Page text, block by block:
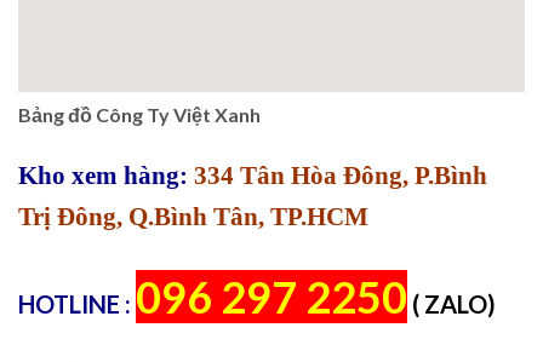
Bảng đồ Công Ty Việt Xanh
Kho xem hàng: 334 Tân Hòa Đông, P.Bình
Trị Đông, Q.Bình Tân, TP.HCM
HOTLINE : 096 297 2250 ( ZALO)